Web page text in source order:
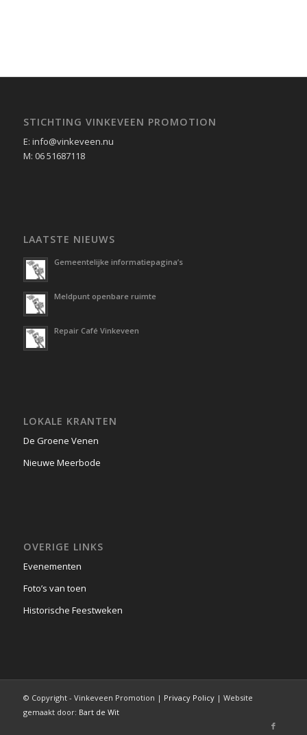
STICHTING VINKEVEEN PROMOTION
E: info@vinkeveen.nu
M: 06 51687118
LAATSTE NIEUWS
Gemeentelijke informatiepagina’s
Meldpunt openbare ruimte
Repair Café Vinkeveen
LOKALE KRANTEN
De Groene Venen
Nieuwe Meerbode
OVERIGE LINKS
Evenementen
Foto’s van toen
Historische Feestweken
© Copyright - Vinkeveen Promotion | Privacy Policy| Website
gemaakt door: Bart de Wit